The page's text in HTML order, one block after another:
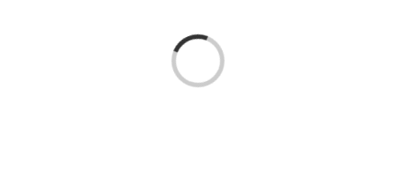
Loading...